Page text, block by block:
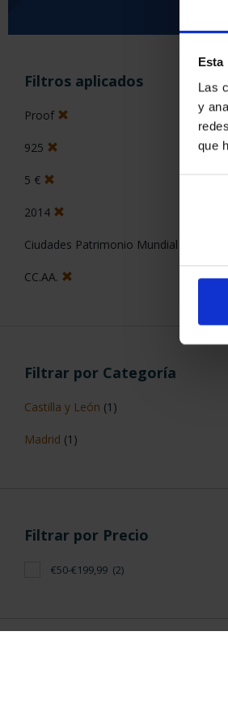
Esta
Las
y
que
Filtros aplicados
Proof
925
5 €
2014
Ciudades Patrimonio Mundial
CC.AA.
Filtrar por Categoría
Castilla y León (1)
Madrid (1)
Filtrar por Precio
€50-€199,99 (2)